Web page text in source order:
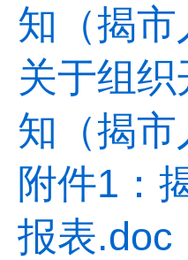
知（揭
关于组
知（揭
附件1：
报表.doc